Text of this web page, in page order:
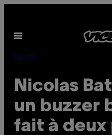
content
Open
Sports
Nicolas
un buzzer
fait à deux